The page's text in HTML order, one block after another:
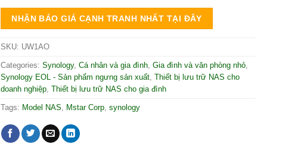
NHẬN BÁO GIÁ CẠNH TRANH NHẤT TẠI ĐÂY
SKU: UW1AO
Categories: Synology, Cá nhân và gia đình Gia đình và văn phòng nhỏ
Synology EOL - Sản phẩm ngưng sản xuất Thiết bị lưu trữ NAS cho
doanh nghiệp Thiết bị lưu trữ NAS cho gia đình
Tags: Model NAS Mstar Corp synology